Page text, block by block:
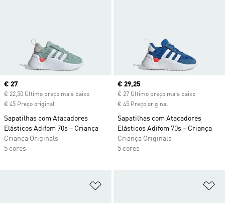
Current price
€ 27
€ 22,50 Último preço mais baixo
€ 45 Preço original
Sapatilhas com Atacadores
Elásticos Adifom 70s – Criança
Criança Originals
5 cores
Current price
€ 29,25
€ 27 Último preço mais baixo
€ 45 Preço original
Sapatilhas com Atacadores
Elásticos Adifom 70s – Criança
Criança Originals
5 cores